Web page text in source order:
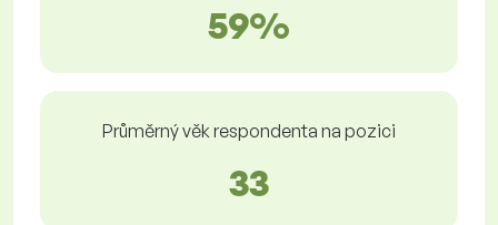
59%
Průměrný věk respondenta na pozici
33